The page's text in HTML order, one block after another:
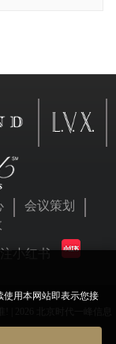
使用本网站即表示您接
会议策划
小红书
| 2026 北京时代一峰信息
号